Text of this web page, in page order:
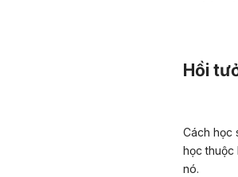
Hồi
Cách học
học thuộc
nó.